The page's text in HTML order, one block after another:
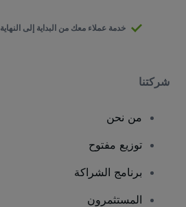
خدمة عملاء معك من البداية إلى النهاية
شركتنا
من نحن
توزيع مفتوح
برنامج الشراكة
المستثمرون